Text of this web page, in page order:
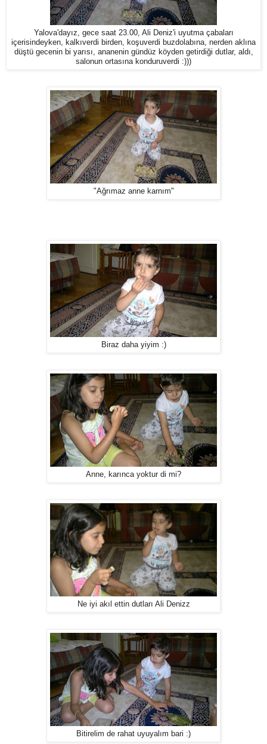
Yalova'dayız, gece saat 23.00, Ali Deniz'i uyutma çabaları
içerisindeyken, kalkıverdi birden, koşuverdi buzdolabına, nerden aklına
düştü gecenin bi yarısı, ananenin gündüz köyden getirdiği dutlar, aldı,
salonun ortasına konduruverdi :)))
"Ağrımaz anne karnım"
Biraz daha yiyim :)
Anne, karınca yoktur di mi?
Ne iyi akıl ettin dutları Ali Denizz
Bitirelim de rahat uyuyalım bari :)